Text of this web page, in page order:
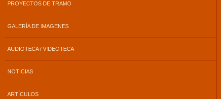
PROYECTOS DE TRAMO
GALERÍA DE IMAGENES
AUDIOTECA / VIDEOTECA
NOTICIAS
ARTÍCULOS